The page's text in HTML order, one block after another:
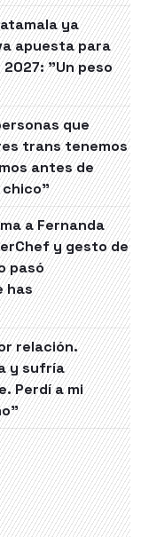
ya
apuesta para
2027: "Un peso
que
trans tenemos
antes de
chico"
a Fernanda
y gesto de
pasó
has
relación.
y sufría
Perdí a mi